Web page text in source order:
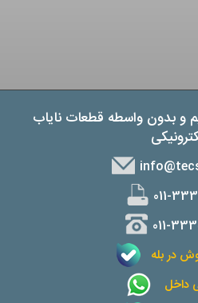
و بدون واسطه قطعات نایاب
011-
011-
در بله
داخل